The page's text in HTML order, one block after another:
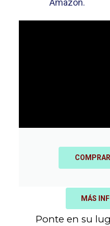
Amazon.
MÁS
Ponte en su